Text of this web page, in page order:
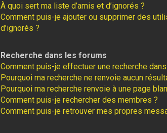
À quoi sert ma liste d’amis et d’ignorés ?
Comment puis-je ajouter ou supprimer des
d’ignorés ?
Recherche dans les forums
Comment puis-je effectuer une recherche
Pourquoi ma recherche ne renvoie aucun
Pourquoi ma recherche renvoie à une page
Comment puis-je rechercher des membres ?
Comment puis-je retrouver mes propres